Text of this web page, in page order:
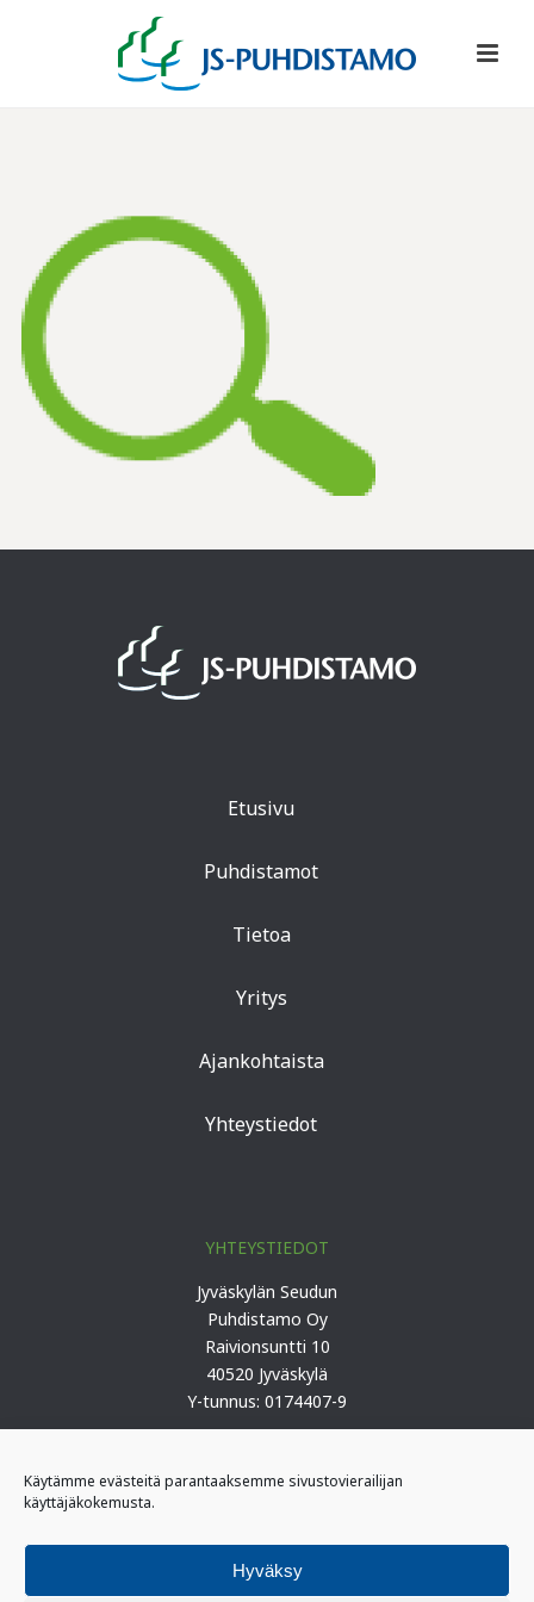
Käytämme evästeitä parantaaksemme sivustovierailijan
käyttäjäkokemusta.
Hyväksy
Etusivu
Puhdistamot
Tietoa
Yritys
Ajankohtaista
Yhteystiedot
YHTEYSTIEDOT
Jyväskylän Seudun
Puhdistamo Oy
Raivionsuntti 10
40520 Jyväskylä
Y-tunnus: 0174407-9
I-päivystäjä: 0400 406 340
(kiireelliset ilmoitukset)